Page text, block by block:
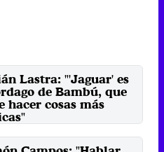
Lastra: "'Jaguar' es
de Bambú, que
hacer cosas más